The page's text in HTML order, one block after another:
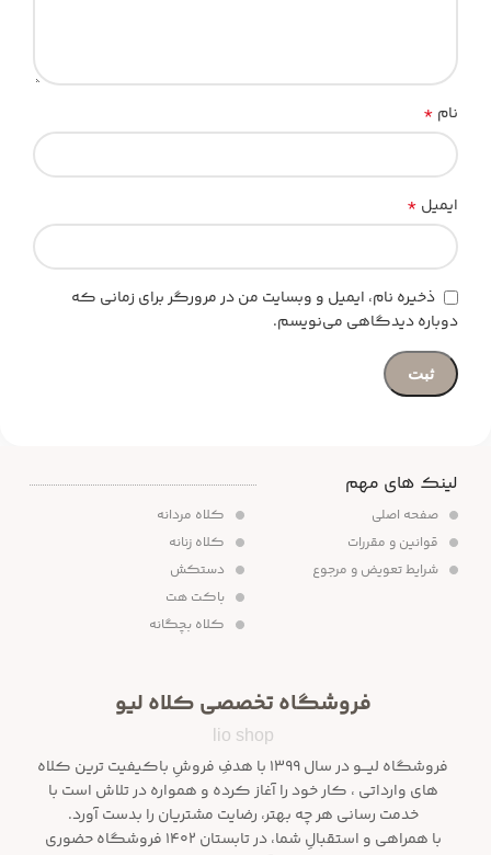
نام *
ایمیل *
ذخیره نام، ایمیل و وبسایت من در مرورگر برای زمانی که
دوباره دیدگاهی می‌نویسم.
لینک های مهم
صفحه اصلی
قوانین و مقررات
شرایط تعویض و مرجوع
کلاه مردانه
کلاه زنانه
دستکش
باکت هت
کلاه بچگانه
فروشگاه تخصصی کلاه لیو
lio shop
فروشگاه لیـــو در سال ۱۳۹۹ با هدفِ فروشِ باکیفیت ترین کلاه
های وارداتی ، کار خود را آغاز کرده و همواره در تلاش است با
خدمت رسانی هر چه بهتر، رضایت مشتریان را بدست آورد.
با همراهی و استقبالِ شما، در تابستان ۱۴۰۲ فروشگاه حضوری